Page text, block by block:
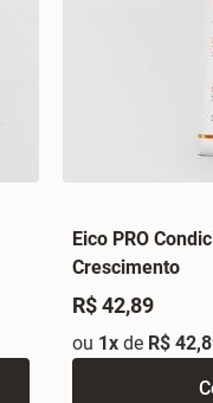
Eico PRO
Crescimento
R$ 42,89
ou 1x de R$